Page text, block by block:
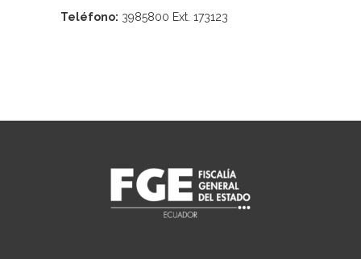
Teléfono: 3985800 Ext. 173123